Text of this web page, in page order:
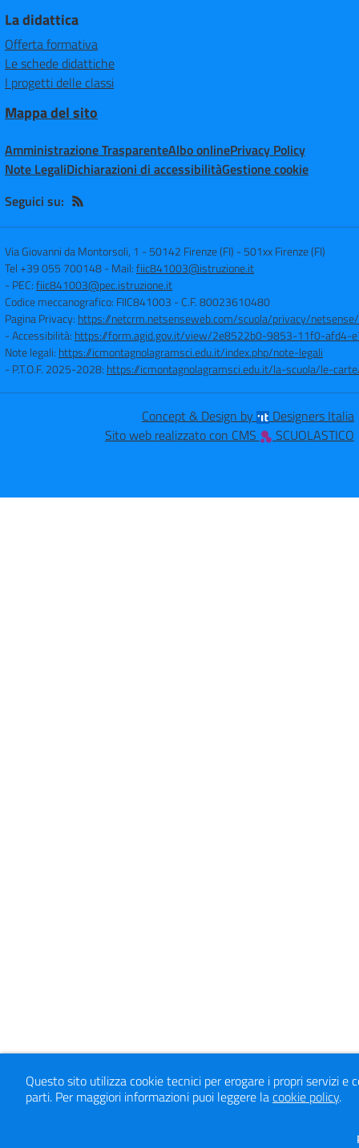
La didattica
Offerta formativa
Le schede didattiche
I progetti delle classi
Mappa del sito
Amministrazione TrasparenteAlbo onlinePrivacy Policy
Note LegaliDichiarazioni di accessibilitàGestione cookie
Seguici su:
Via Giovanni da Montorsoli, 1 - 50142 Firenze (FI) -501xx Firenze (FI)
Tel +39 055 700148- Mail:fiic841003@istruzione.it
- PEC:fiic841003@pec.istruzione.it
Codice meccanografico: FIIC841003 - C.F. 80023610480
Pagina Privacy: https://netcrm.netsenseweb.com/scuola/privacy/
- Accessibilità: https://form.agid.gov.it/view/2e8522b0-9853-11f0-afd4-
Note legali: https://icmontagnolagramsci.edu.it/index.php/note-legali
- P.T.O.F. 2025-2028: https://icmontagnolagramsci.edu.it/la-scuola/le-
Concept & Design by
Designers Italia
Sito web realizzato con CMS
SCUOLASTICO
Questo sito utilizza cookie tecnici per erogare i propri servizi e
parti. Per maggiori informazioni puoi leggere lacookie policy.